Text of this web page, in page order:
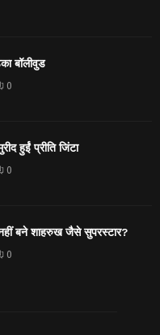
बॉलीवुड
0
हुईं प्रीति जिंटा
0
बने शाहरुख जैसे सुपरस्टार?
0